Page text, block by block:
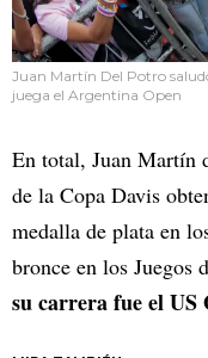
Juan Martín Del Potro
juega el Argentina Open
En total, Juan Martín
de la Copa Davis
medalla de plata en
bronce en los Juegos
su carrera fue el US